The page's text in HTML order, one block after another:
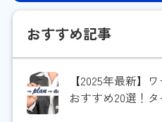
おすすめ記事
【2025年最新】
おすすめ20選！